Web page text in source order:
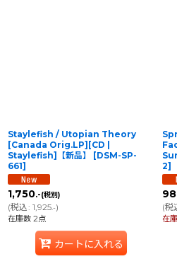
Staylefish / Utopian Theory
[Canada Orig.LP][CD |
Staylefish]【新品】
[DSM-SP-
661]
1,750.-(税別)
(税込: 1,925.-)
在庫数 2点
カートに入れる
2]
(税
在